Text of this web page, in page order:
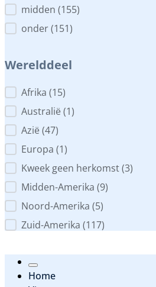
midden (155)
onder(151)
Werelddeel
Werelddeel
Afrika (15)
Australië (1)
Azië (47)
Europa (1)
Kweek geen herkomst(3)
Midden-Amerika (9)
Noord-Amerika (5)
Zuid-Amerika (117)
Home